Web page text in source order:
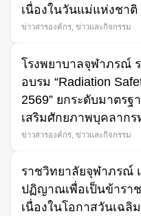
for:
เนื่องในวันแม่แห่งชา
ข่าวสารองค์กร ข่าวและกิจกรรม
โรงพยาบาลจุฬาภรณ์
อบรม “Radiation
2569” ยกระดับมาตร
เสริมศักยภาพบุคลาก
ข่าวสารองค์กร ข่าวและกิจกรรม
ราชวิทยาลัยจุฬาภรณ์
ปฏิญาณเพื่อเป็นข้ารา
เนื่องในโอกาสวันเฉ